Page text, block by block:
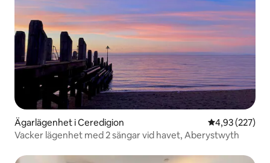
Ägarlägenhet i Ceredigion 4,93 av 5 i
4,93 (227)
Vacker lägenhet med 2 sängar vid havet, Aberystwyth